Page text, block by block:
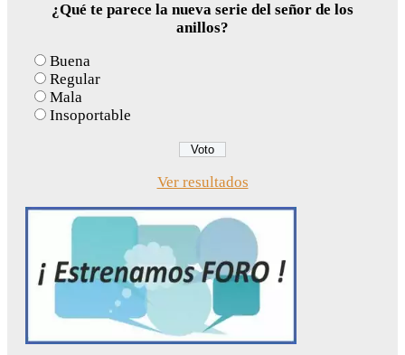
¿Qué te parece la nueva serie del señor de los
anillos?
Buena
Regular
Mala
Insoportable
Ver resultados